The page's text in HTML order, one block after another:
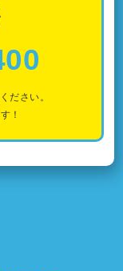
ださい。
！